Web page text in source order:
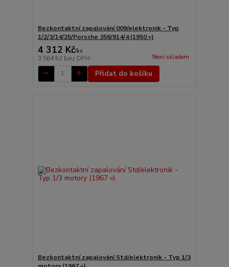
Bezkontaktní zapalování 009/elektronik - Typ
1/2/3/14/25/Porsche 356/914/4 (1950 »)
4 312 Kč/ks
3 564 Kč bez DPH Není skladem
Přidat do košíku
Bezkontaktní zapalování Std/elektronik - Typ 1/3